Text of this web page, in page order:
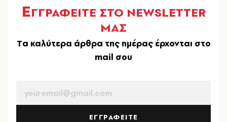
ΕΓΓΡΑΦΕΙΤΕ ΣΤΟ NEWSLETTER
ΜΑΣ
Tα καλύτερα άρθρα της ημέρας έρχονται στο
mail σου
ΕΓΓΡΑΦΕΙΤΕ